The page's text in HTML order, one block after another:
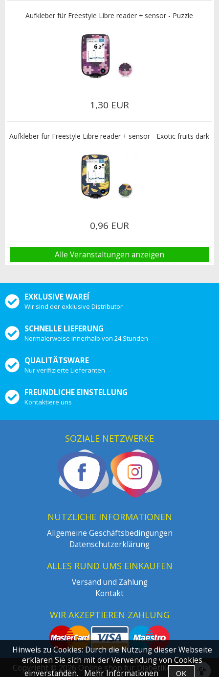
Aufkleber für Freestyle Libre reader + sensor - Puzzle
1,30 EUR
Aufkleber für Freestyle Libre reader + sensor - Exotic fruits dark
0,96 EUR
Alle Veranstaltungen anzeigen
EXKLUSIVE WAREÍ
Wir sind der exklusive Distributor
SCHNELLE LIEFERUNG
Normalerweise innerhalb von 24 Stunden
QUALITÄTSWARE
Nur verifizierte Lieferanten
FREUNDLICHE EINSTELLUNG
Kontaktiere uns
SOZIALE NETZWERKE
NÜTZLICHE INFORMATIONEN
Allgemeine Geschäftsbedingungen
Datenschutzerklärung
ALLES RUND UMS EINKAUFEN
Versand und Zahlung
Kontakt
WIR AKZEPTIEREN ZAHLUNG
Copyright © 2026 Online shop für Diabetiker | de.dia-
Hinweis zu Cookies: Durch die Nutzung dieser Webseite
erklären Sie sich mit der Verwendung von Cookies
einverstanden.Mehr Informationen